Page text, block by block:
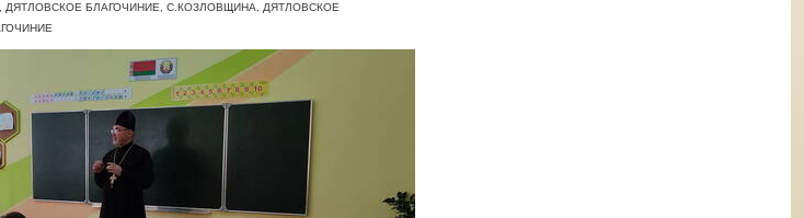
БЛАГОЧИНИЕ, С.КОЗЛОВЩИНА, ДЯТЛОВСКОЕ